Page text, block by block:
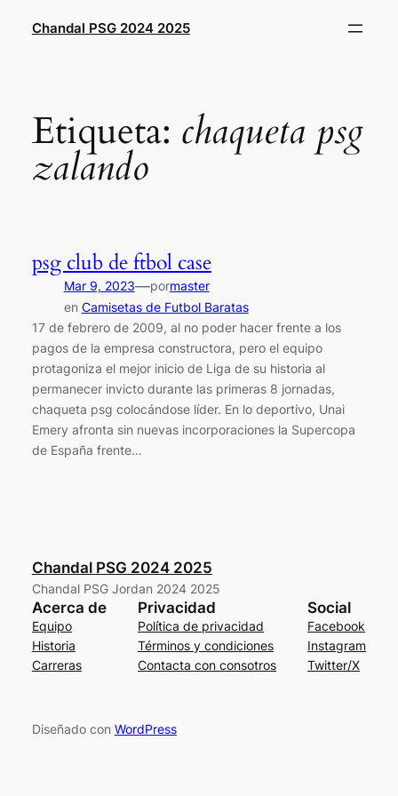
Chandal PSG 2024 2025
Etiqueta: chaqueta psg
zalando
psg club de ftbol case
Mar 9, 2023—pormaster
en Camisetas de Futbol Baratas
17 de febrero de 2009, al no poder hacer frente a los
pagos de la empresa constructora, pero el equipo
protagoniza el mejor inicio de Liga de su historia al
permanecer invicto durante las primeras 8 jornadas,
chaqueta psg colocándose líder. En lo deportivo, Unai
Emery afronta sin nuevas incorporaciones la Supercopa
de España frente…
Chandal PSG 2024 2025
Chandal PSG Jordan 2024 2025
Acerca de
Equipo
Historia
Carreras
Privacidad
Política de privacidad
Términos y condiciones
Contacta con consotros
Social
Facebook
Instagram
Twitter/X
Diseñado con WordPress